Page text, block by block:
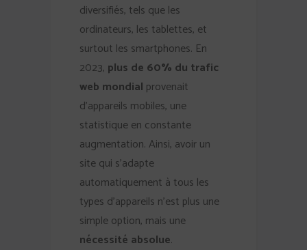
diversifiés, tels que les
ordinateurs, les tablettes, et
surtout les smartphones. En
2023, plus de 60% du trafic
web mondial provenait
d’appareils mobiles, une
statistique en constante
augmentation. Ainsi, avoir un
site qui s’adapte
automatiquement à tous les
types d’appareils n’est plus une
simple option, mais une
nécessité absolue.